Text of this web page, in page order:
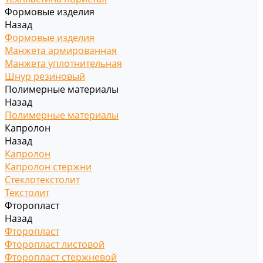
Формовые изделия
Назад
Формовые изделия
Манжета армированная
Манжета уплотнительная
Шнур резиновый
Полимерные материалы
Назад
Полимерные материалы
Капролон
Назад
Капролон
Капролон стержни
Стеклотекстолит
Текстолит
Фторопласт
Назад
Фторопласт
Фторопласт листовой
Фторопласт стержневой